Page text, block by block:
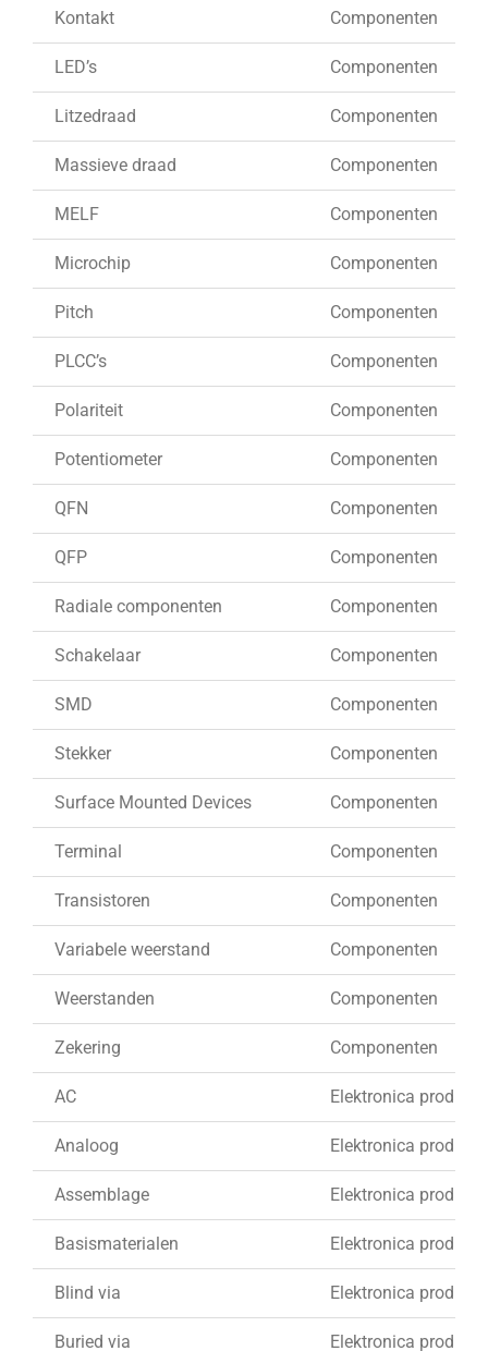
Kontakt Componenten
LED’s Componenten
Litzedraad Componenten
Massieve draad Componenten
MELF Componenten
Microchip Componenten
Pitch Componenten
PLCC’s Componenten
Polariteit Componenten
Potentiometer Componenten
QFN Componenten
QFP Componenten
Radiale componenten Componenten
Schakelaar Componenten
SMD Componenten
Stekker Componenten
Surface Mounted Devices Componenten
Terminal Componenten
Transistoren Componenten
Variabele weerstand Componenten
Weerstanden Componenten
Zekering Componenten
AC Elektronica
Analoog Elektronica
Assemblage Elektronica
Basismaterialen Elektronica
Blind via Elektronica
Buried via Elektronica